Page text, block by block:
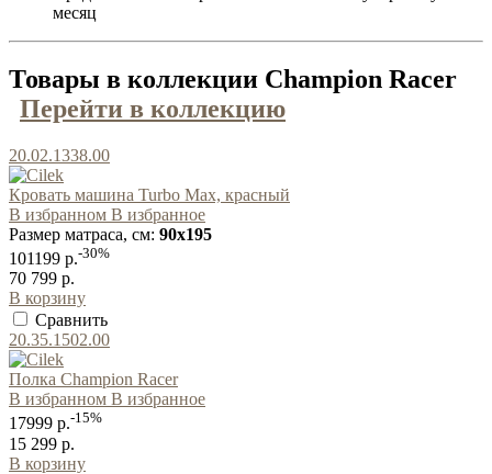
месяц
Товары в коллекции Champion Racer
Перейти в коллекцию
20.02.1338.00
Кровать машина Turbo Max, красный
В избранном В избранное
Размер матраса, см: 90x195
101199 р.-30%
70 799 р.
В корзину
Сравнить
20.35.1502.00
Полка Champion Racer
В избранном В избранное
17999 р.-15%
15 299 р.
В корзину